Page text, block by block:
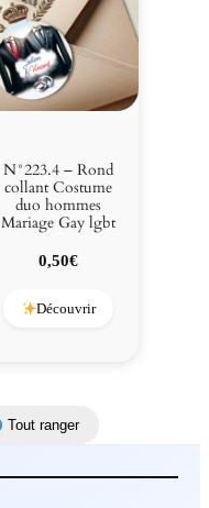
N°223.4 – Rond
collant Costume
duo hommes
Mariage Gay lgbt
0,50€
Découvrir
Tout ranger